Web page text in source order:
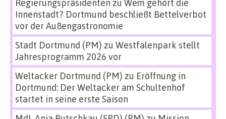
Regierungspräsidenten zu Wem gehört die
Innenstadt? Dortmund beschließt Bettelverbot
vor der Außengastronomie
Stadt Dortmund (PM) zu Westfalenpark stellt
Jahresprogramm 2026 vor
Weltacker Dortmund (PM) zu Eröffnung in
Dortmund: Der Weltacker am Schultenhof
startet in seine erste Saison